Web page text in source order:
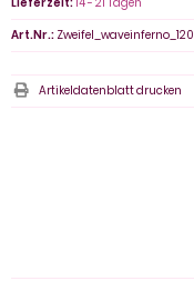
Art.Nr.: Zweifel_waveinferno_120
Artikeldatenblatt drucken